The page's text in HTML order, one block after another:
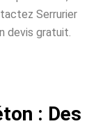
Serrurier
devis gratuit.
: Des